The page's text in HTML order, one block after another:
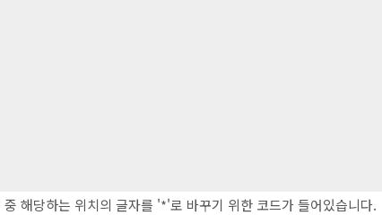
해당하는 위치의 글자를 '*'로 바꾸기 위한 코드가 들어있습니다.